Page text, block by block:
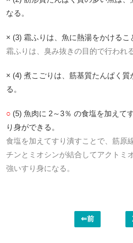
なる。
× (3) 霜ふりは、魚に熱湯をかけるこ
霜ふりは、臭み抜きの目的で行われる
× (4) 煮こごりは、筋基質たんぱく質
る。
○ (5) 魚肉に 2～3％ の食塩を加えて
り身ができる。
食塩を加えてすり潰すことで、筋原
チンとミオシンが結合してアクトミ
強いすり身になる。
⇐前